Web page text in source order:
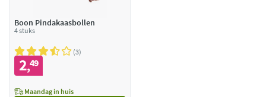
Boon Pindakaasbollen
4 stuks
3
2,49
Maandag in huis